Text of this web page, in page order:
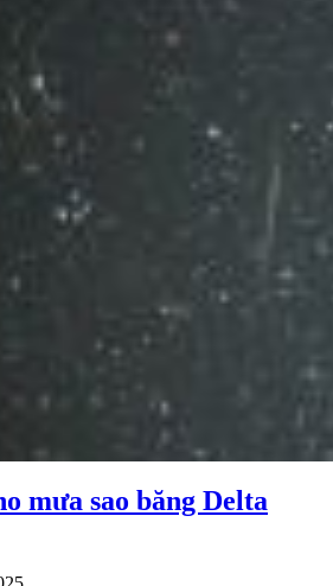
mưa sao băng Delta